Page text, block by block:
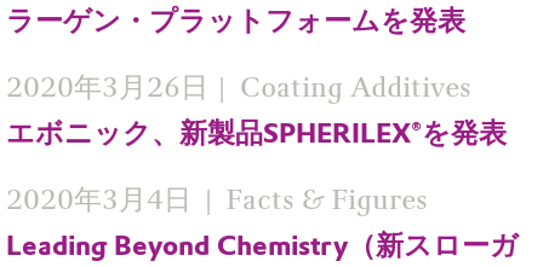
ラーゲン・プラットフォームを発表
2020年3月26日
エボニック、新製品SPHERILEX®を発表
Coating Additives
2020年3月4日
Leading Beyond Chemistry（新スローガ
Facts & Figures